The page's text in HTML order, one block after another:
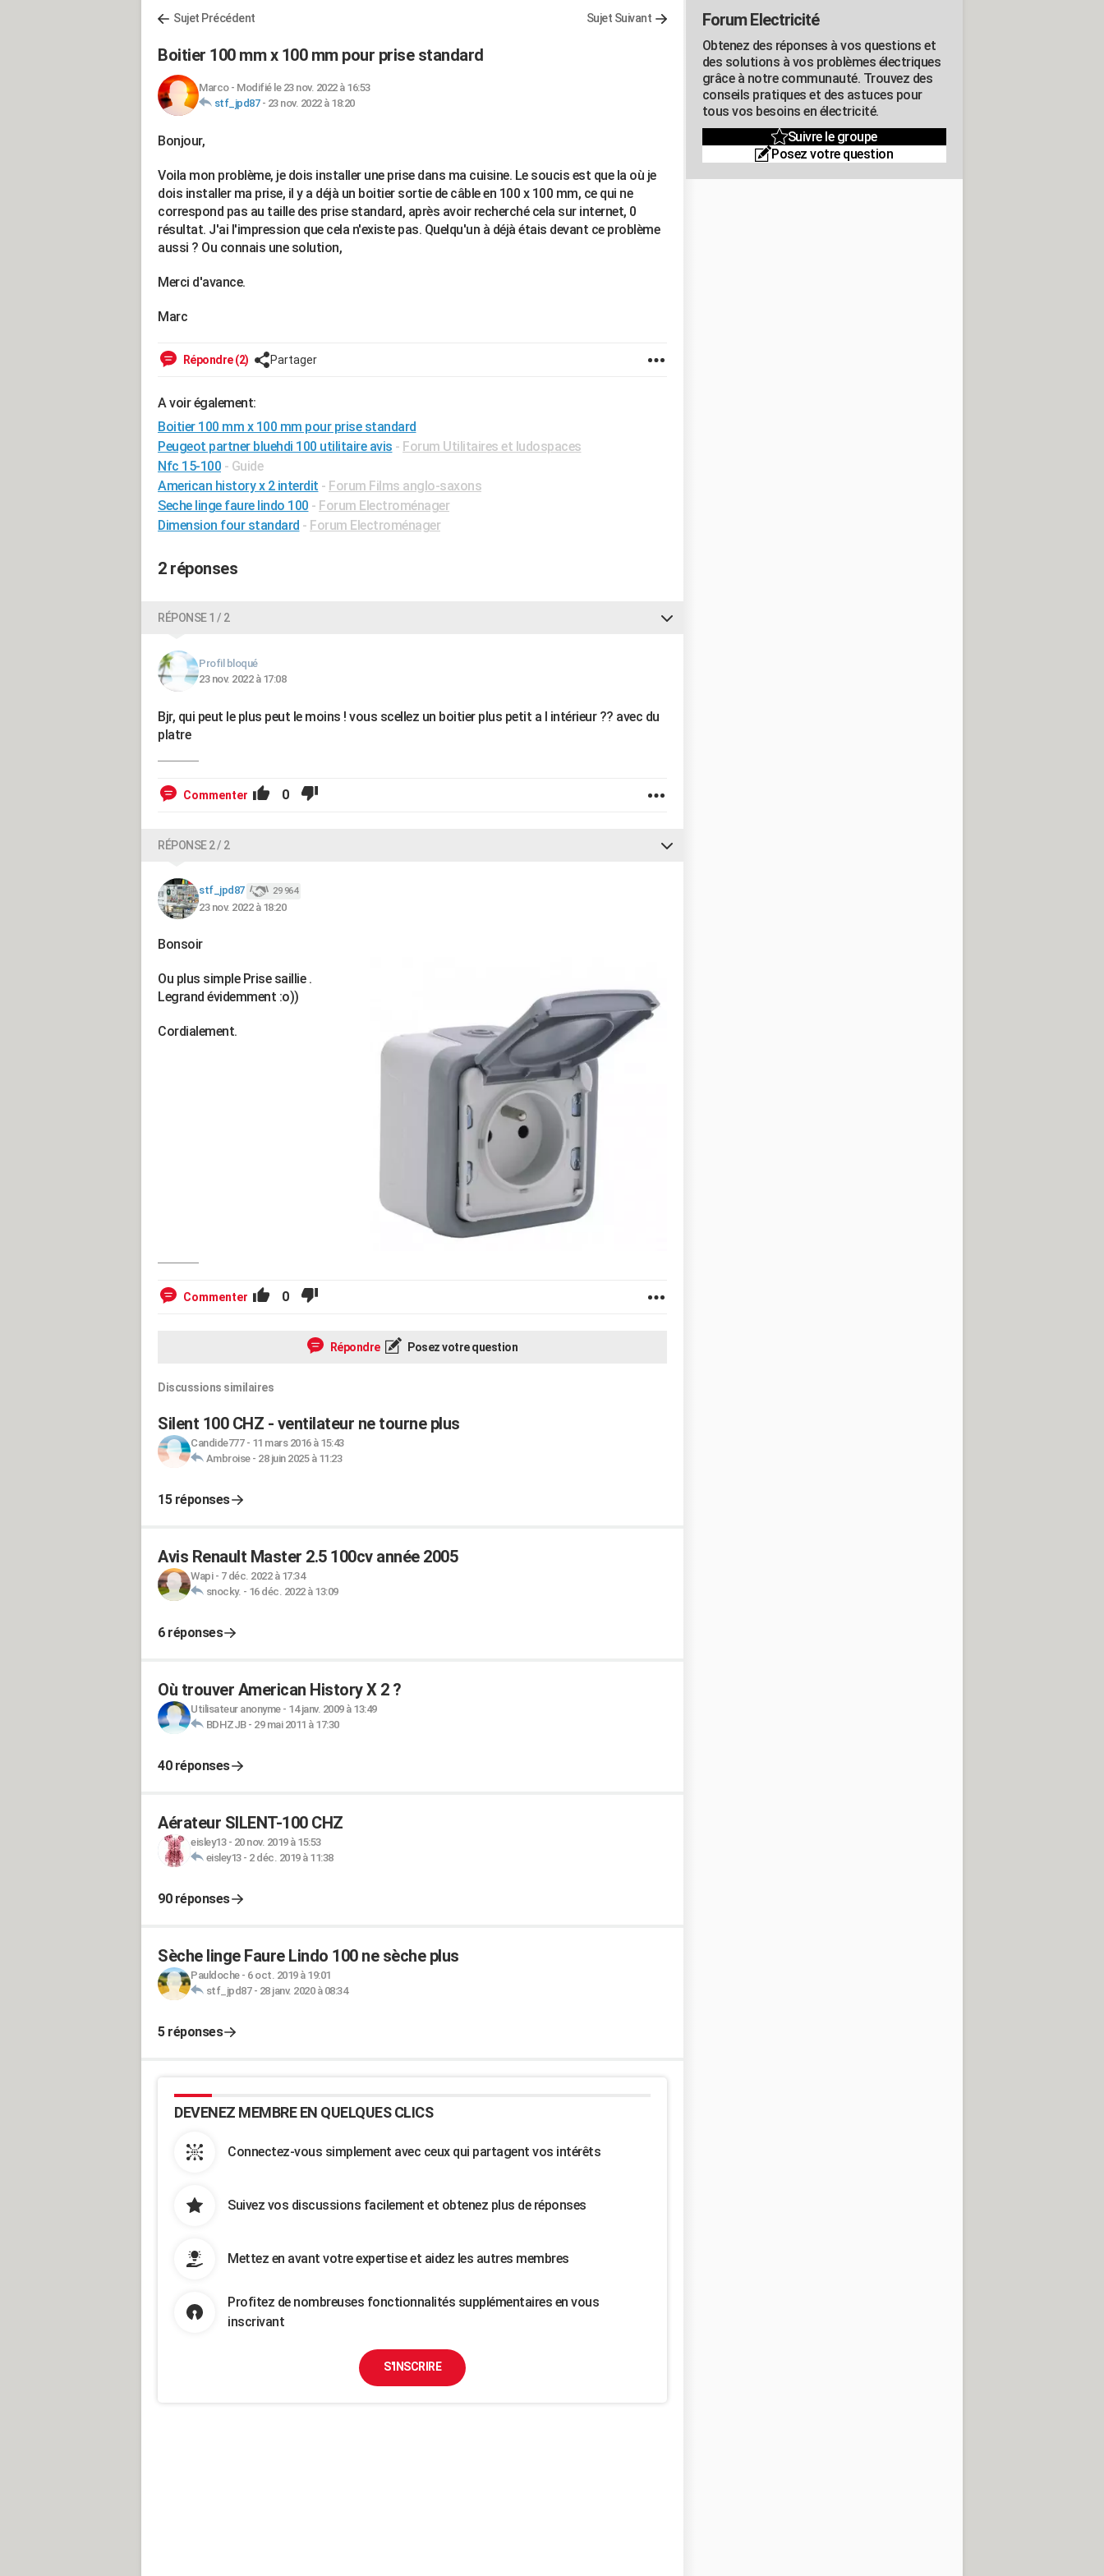
Sujet Précédent Sujet Suivant
Boitier 100 mm x 100 mm pour prise standard
Marco- Modifié le 23 nov. 2022 à 16:53
stf_jpd87- 23 nov. 2022 à 18:20
Bonjour,
Voila mon problème, je dois installer une prise dans ma cuisine. Le soucis est que la où je
dois installer ma prise, il y a déjà un boitier sortie de câble en 100 x 100 mm, ce qui ne
correspond pas au taille des prise standard, après avoir recherché cela sur internet, 0
résultat. J'ai l'impression que cela n'existe pas. Quelqu'un à déjà étais devant ce problème
aussi ? Ou connais une solution,
Merci d'avance.
Marc
Répondre (2) Partager
A voir également:
Boitier 100 mm x 100 mm pour prise standard
Peugeot partner bluehdi 100 utilitaire avis - Forum Utilitaires et ludospaces
Nfc 15-100 - Guide
American history x 2 interdit - Forum Films anglo-saxons
Seche linge faure lindo 100 - Forum Electroménager
Dimension four standard - Forum Electroménager
2 réponses
RÉPONSE 1 / 2
Profil bloqué
23 nov. 2022 à 17:08
Bjr, qui peut le plus peut le moins ! vous scellez un boitier plus petit a l intérieur ?? avec du
platre
Commenter 0
RÉPONSE 2 / 2
stf_jpd87 29 964
23 nov. 2022 à 18:20
Bonsoir
Ou plus simple Prise saillie .
Legrand évidemment :o))
Cordialement.
Commenter 0
Répondre Posez votre question
Discussions similaires
Silent 100 CHZ - ventilateur ne tourne plus
Candide777- 11 mars 2016 à 15:43
Ambroise- 28 juin 2025 à 11:23
15 réponses
Avis Renault Master 2.5 100cv année 2005
Wapi- 7 déc. 2022 à 17:34
snocky. - 16 déc. 2022 à 13:09
6 réponses
Où trouver American History X 2 ?
Utilisateur anonyme- 14 janv. 2009 à 13:49
BDHZJB- 29 mai 2011 à 17:30
40 réponses
Aérateur SILENT-100 CHZ
eisley13- 20 nov. 2019 à 15:53
eisley13- 2 déc. 2019 à 11:38
90 réponses
Sèche linge Faure Lindo 100 ne sèche plus
Pauldoche- 6 oct. 2019 à 19:01
stf_jpd87- 28 janv. 2020 à 08:34
5 réponses
DEVENEZ MEMBRE EN QUELQUES CLICS
Connectez-vous simplement avec ceux qui partagent vos intérêts
Suivez vos discussions facilement et obtenez plus de réponses
Mettez en avant votre expertise et aidez les autres membres
Profitez de nombreuses fonctionnalités supplémentaires en vous
inscrivant
S'INSCRIRE
Forum Electricité
Obtenez des réponses à vos questions et
des solutions à vos problèmes électriques
grâce à notre communauté. Trouvez des
conseils pratiques et des astuces pour
tous vos besoins en électricité.
Suivre le groupe
Posez votre question